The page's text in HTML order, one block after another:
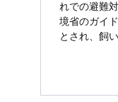
れでの避難
境省のガイ
とされ、飼